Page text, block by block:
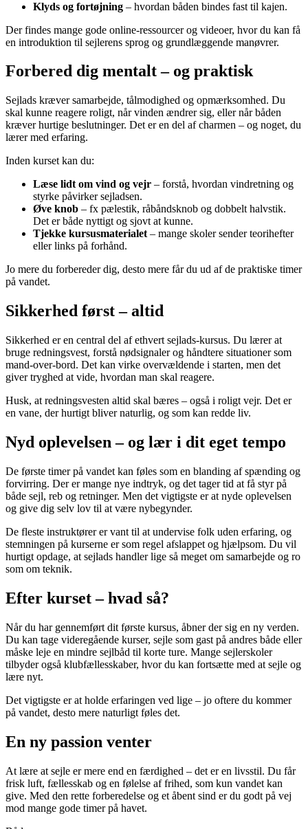
Klyds og fortøjning – hvordan båden bindes fast til kajen.
Der findes mange gode online-ressourcer og videoer, hvor du kan få
en introduktion til sejlerens sprog og grundlæggende manøvrer.
Forbered dig mentalt – og praktisk
Sejlads kræver samarbejde, tålmodighed og opmærksomhed. Du
skal kunne reagere roligt, når vinden ændrer sig, eller når båden
kræver hurtige beslutninger. Det er en del af charmen – og noget, du
lærer med erfaring.
Inden kurset kan du:
Læse lidt om vind og vejr – forstå, hvordan vindretning og
styrke påvirker sejladsen.
Øve knob – fx pælestik, råbåndsknob og dobbelt halvstik.
Det er både nyttigt og sjovt at kunne.
Tjekke kursusmaterialet – mange skoler sender teorihefter
eller links på forhånd.
Jo mere du forbereder dig, desto mere får du ud af de praktiske timer
på vandet.
Sikkerhed først – altid
Sikkerhed er en central del af ethvert sejlads-kursus. Du lærer at
bruge redningsvest, forstå nødsignaler og håndtere situationer som
mand-over-bord. Det kan virke overvældende i starten, men det
giver tryghed at vide, hvordan man skal reagere.
Husk, at redningsvesten altid skal bæres – også i roligt vejr. Det er
en vane, der hurtigt bliver naturlig, og som kan redde liv.
Nyd oplevelsen – og lær i dit eget tempo
De første timer på vandet kan føles som en blanding af spænding og
forvirring. Der er mange nye indtryk, og det tager tid at få styr på
både sejl, reb og retninger. Men det vigtigste er at nyde oplevelsen
og give dig selv lov til at være nybegynder.
De fleste instruktører er vant til at undervise folk uden erfaring, og
stemningen på kurserne er som regel afslappet og hjælpsom. Du vil
hurtigt opdage, at sejlads handler lige så meget om samarbejde og ro
som om teknik.
Efter kurset – hvad så?
Når du har gennemført dit første kursus, åbner der sig en ny verden.
Du kan tage videregående kurser, sejle som gast på andres både eller
måske leje en mindre sejlbåd til korte ture. Mange sejlerskoler
tilbyder også klubfællesskaber, hvor du kan fortsætte med at sejle og
lære nyt.
Det vigtigste er at holde erfaringen ved lige – jo oftere du kommer
på vandet, desto mere naturligt føles det.
En ny passion venter
At lære at sejle er mere end en færdighed – det er en livsstil. Du får
frisk luft, fællesskab og en følelse af frihed, som kun vandet kan
give. Med den rette forberedelse og et åbent sind er du godt på vej
mod mange gode timer på havet.